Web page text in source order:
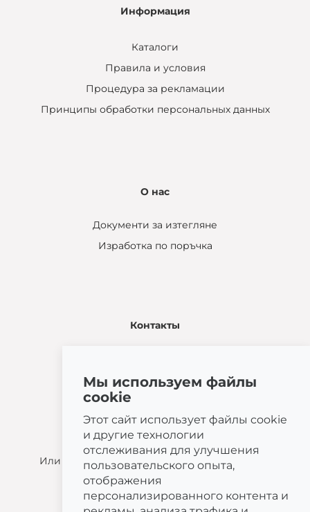
Информация
Каталоги
Правила и условия
Процедура за рекламации
Принципы обработки персональных данных
О нас
Документи за изтегляне
Изработка по поръчка
Контакты
(+420) 544 224 338
info@bemeta.cz
Другие варианты покупки:
Найдите ближайшего продавца.
Или позвоните по номеру(+420) 544 224 338
Мы используем файлы
cookie
Этот сайт использует файлы cookie
и другие технологии
отслеживания для улучшения
пользовательского опыта,
отображения
персонализированного контента и